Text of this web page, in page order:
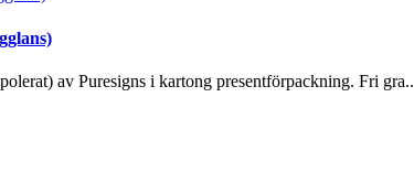
av Puresigns i kartong presentförpackning. Fri gra..